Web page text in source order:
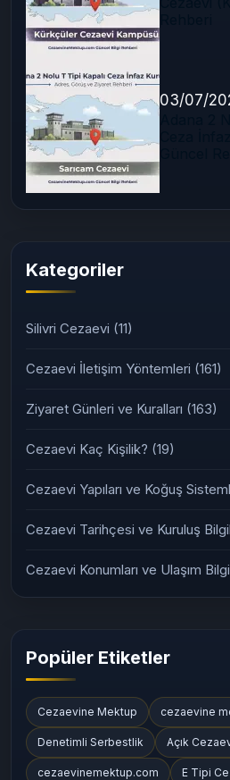
03/07/
Kategoriler
Silivri Cezaevi (11)
Cezaevi İletişim Yöntemleri (161)
Ziyaret Günleri ve Kuralları (163)
Cezaevi Kaç Kişilik? (19)
Cezaevi Yapıları ve Koğuş
Cezaevi Tarihçesi ve Kuruluş
Cezaevi Konumları ve Ulaşım
Popüler Etiketler
Cezaevine Mektup cezaevine
Denetimli Serbestlik Açık
cezaevinemektup.com E Tipi